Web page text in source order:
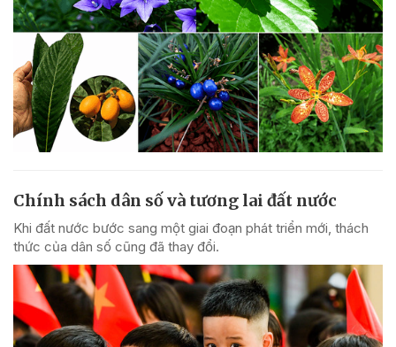
Chính sách dân số và tương lai đất nước
Khi đất nước bước sang một giai đoạn phát triển mới, thách
thức của dân số cũng đã thay đổi.